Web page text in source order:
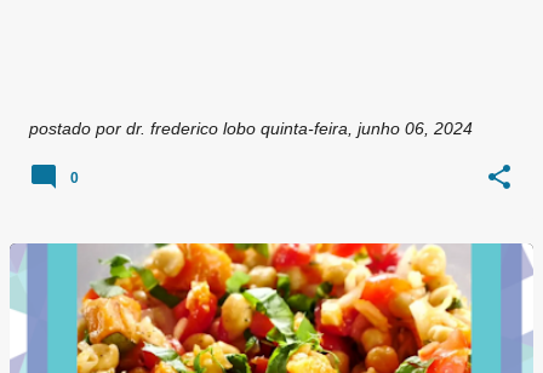
postado por dr. frederico lobo quinta-feira, junho 06, 2024
0